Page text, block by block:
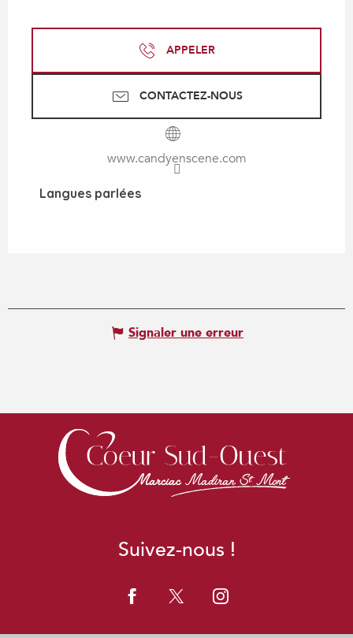
APPELER
CONTACTEZ-NOUS
www.candyenscene.com
Langues parlées
Langues parlées
Signaler une erreur
Suivez-nous !